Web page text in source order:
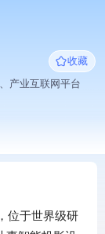
收藏
产业互联网平台
位于世界级研